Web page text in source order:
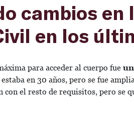
cambios en
en los
para acceder al cuerpo fue
en 30 años, pero se fue
con el resto de requisitos, pero se